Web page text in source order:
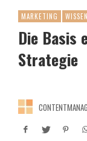
MARKETING WISSEN
Die Basis
Strategie